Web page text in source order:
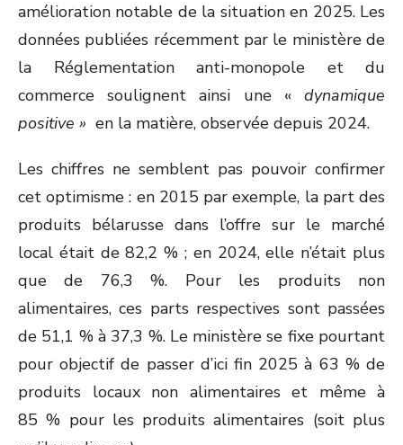
amélioration notable de la situation en 2025. Les
données publiées récemment par le ministère de
la Réglementation anti-monopole et du
commerce soulignent ainsi une « dynamique
positive » en la matière, observée depuis 2024.
Les chiffres ne semblent pas pouvoir confirmer
cet optimisme : en 2015 par exemple, la part des
produits bélarusse dans l’offre sur le marché
local était de 82,2 % ; en 2024, elle n’était plus
que de 76,3 %. Pour les produits non
alimentaires, ces parts respectives sont passées
de 51,1 % à 37,3 %. Le ministère se fixe pourtant
pour objectif de passer d’ici fin 2025 à 63 % de
produits locaux non alimentaires et même à
85 % pour les produits alimentaires (soit plus